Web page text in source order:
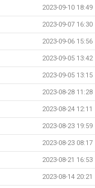
2023-09-10 18:49
2023-09-07 16:30
2023-09-06 15:56
2023-09-05 13:42
2023-09-05 13:15
2023-08-28 11:28
2023-08-24 12:11
2023-08-23 19:59
2023-08-23 08:17
2023-08-21 16:53
2023-08-14 20:21